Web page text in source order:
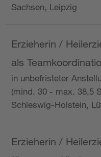
Sachsen, Leipzig
Erzieherin /
als
in unbefristeter
(mind. 30 - max. 38,5
Schleswig-Holstein,
Erzieherin /